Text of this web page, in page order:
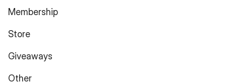
Membership
Store
Giveaways
Other